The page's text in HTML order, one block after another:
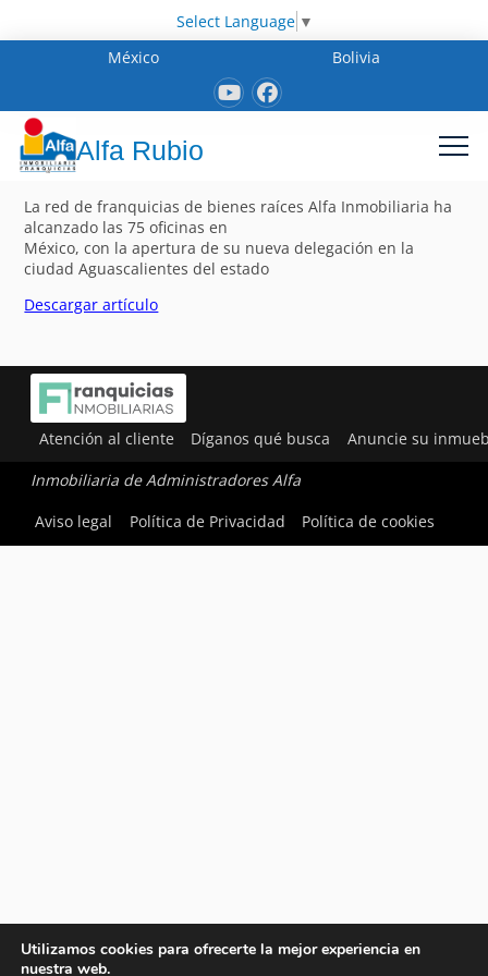
Select Language ▼
México
Bolivia
Alfa Rubio
La red de franquicias de bienes raíces Alfa Inmobiliaria ha
alcanzado las 75 oficinas en
México, con la apertura de su nueva delegación en la
ciudad Aguascalientes del estado
Descargar artículo
Atención al cliente Díganos qué busca Anuncie su
Inmobiliaria de Administradores Alfa
Aviso legal
Política de Privacidad Política de cookies
Utilizamos cookies para ofrecerte la mejor experiencia en
nuestra web.